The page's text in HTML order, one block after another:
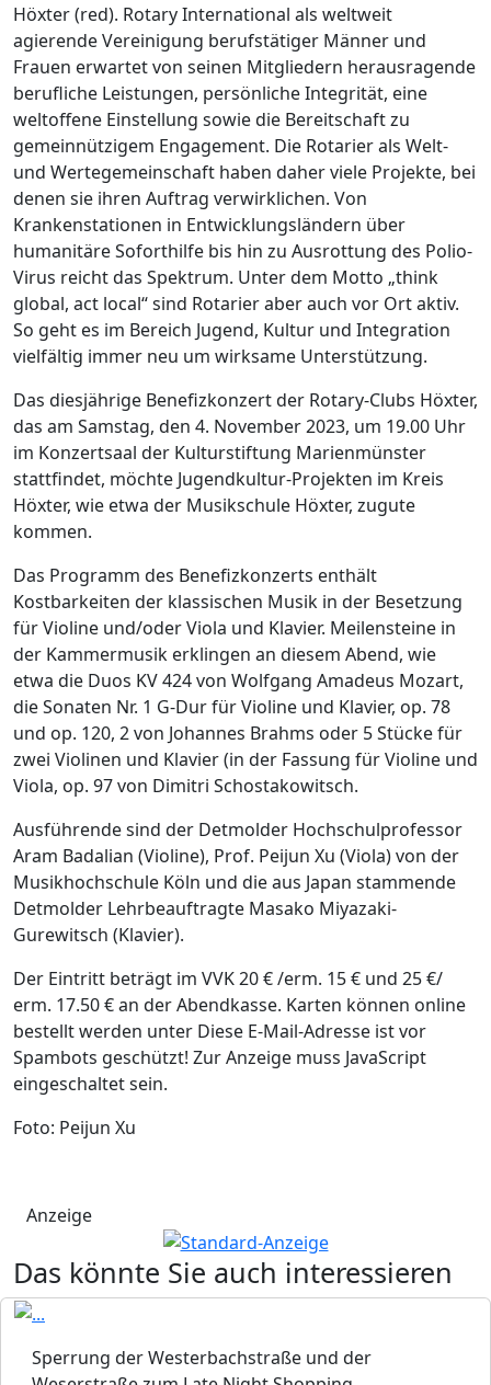
Höxter (red). Rotary International als weltweit
agierende Vereinigung berufstätiger Männer und
Frauen erwartet von seinen Mitgliedern herausragende
berufliche Leistungen, persönliche Integrität, eine
weltoffene Einstellung sowie die Bereitschaft zu
gemeinnützigem Engagement. Die Rotarier als Welt-
und Wertegemeinschaft haben daher viele Projekte, bei
denen sie ihren Auftrag verwirklichen. Von
Krankenstationen in Entwicklungsländern über
humanitäre Soforthilfe bis hin zu Ausrottung des Polio-
Virus reicht das Spektrum. Unter dem Motto „think
global, act local“ sind Rotarier aber auch vor Ort aktiv.
So geht es im Bereich Jugend, Kultur und Integration
vielfältig immer neu um wirksame Unterstützung.
Das diesjährige Benefizkonzert der Rotary-Clubs Höxter,
das am Samstag, den 4. November 2023, um 19.00 Uhr
im Konzertsaal der Kulturstiftung Marienmünster
stattfindet, möchte Jugendkultur-Projekten im Kreis
Höxter, wie etwa der Musikschule Höxter, zugute
kommen.
Das Programm des Benefizkonzerts enthält
Kostbarkeiten der klassischen Musik in der Besetzung
für Violine und/oder Viola und Klavier. Meilensteine in
der Kammermusik erklingen an diesem Abend, wie
etwa die Duos KV 424 von Wolfgang Amadeus Mozart,
die Sonaten Nr. 1 G-Dur für Violine und Klavier, op. 78
und op. 120, 2 von Johannes Brahms oder 5 Stücke für
zwei Violinen und Klavier (in der Fassung für Violine und
Viola, op. 97 von Dimitri Schostakowitsch.
Ausführende sind der Detmolder Hochschulprofessor
Aram Badalian (Violine), Prof. Peijun Xu (Viola) von der
Musikhochschule Köln und die aus Japan stammende
Detmolder Lehrbeauftragte Masako Miyazaki-
Gurewitsch (Klavier).
Der Eintritt beträgt im VVK 20 € /erm. 15 € und 25 €/
erm. 17.50 € an der Abendkasse. Karten können online
bestellt werden unter Diese E-Mail-Adresse ist vor
Spambots geschützt! Zur Anzeige muss JavaScript
eingeschaltet sein.
Foto: Peijun Xu
Anzeige
Das könnte Sie auch interessieren
Sperrung der Westerbachstraße und der